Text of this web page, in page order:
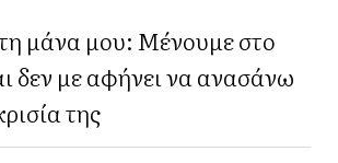
μάνα μου: Μένουμε στο
δεν με αφήνει να ανασάνω
της